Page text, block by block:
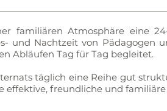
familiären Atmosphäre eine
und Nachtzeit von Pädagogen
Abläufen Tag für Tag begleitet.
täglich eine Reihe gut
effektive, freundliche und